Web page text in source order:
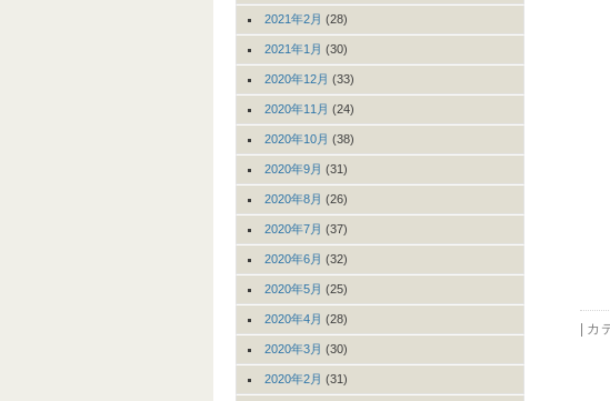
| カ
2021年2月 (28)
2021年1月 (30)
2020年12月 (33)
2020年11月 (24)
2020年10月 (38)
2020年9月 (31)
2020年8月 (26)
2020年7月 (37)
2020年6月 (32)
2020年5月 (25)
2020年4月 (28)
2020年3月 (30)
2020年2月 (31)